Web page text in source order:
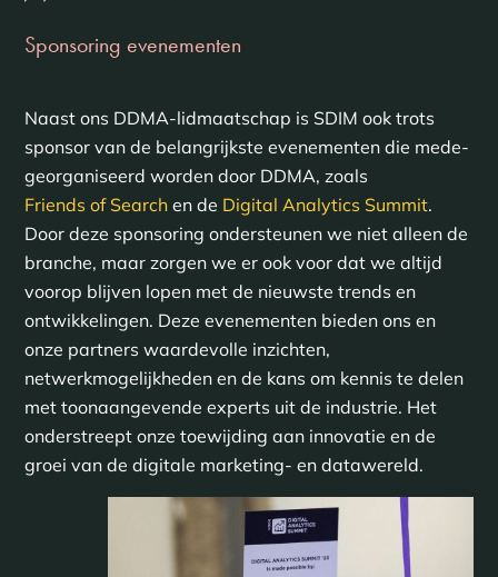
Sponsoring evenementen
Naast ons DDMA-lidmaatschap is SDIM ook trots
sponsor van de belangrijkste evenementen die mede-
georganiseerd worden door DDMA, zoals
Friends of Searchen de Digital Analytics Summit.
Door deze sponsoring ondersteunen we niet alleen de
branche, maar zorgen we er ook voor dat we altijd
voorop blijven lopen met de nieuwste trends en
ontwikkelingen. Deze evenementen bieden ons en
onze partners waardevolle inzichten,
netwerkmogelijkheden en de kans om kennis te delen
met toonaangevende experts uit de industrie. Het
onderstreept onze toewijding aan innovatie en de
groei van de digitale marketing- en datawereld.